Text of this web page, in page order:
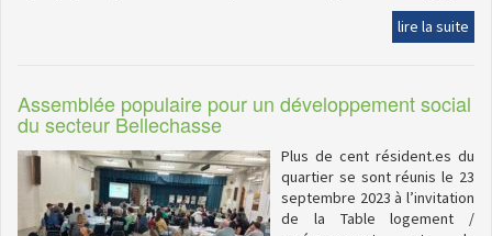
lire la suite
Assemblée populaire pour un développement social
du secteur Bellechasse
Plus de cent résident.es du
quartier se sont réunis le 23
septembre 2023 à l’invitation
de la Table logement /